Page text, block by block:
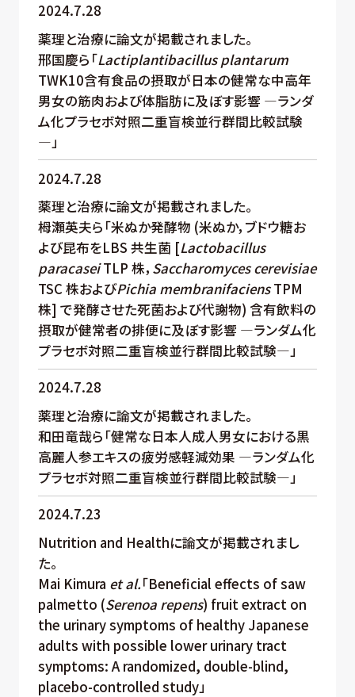
2024.7.28
薬理と治療に論文が掲載されました。
邢国慶ら「Lactiplantibacillus plantarum
TWK10含有食品の摂取が日本の健常な中高年
男女の筋肉および体脂肪に及ぼす影響 ―ランダ
ム化プラセボ対照二重盲検並行群間比較試験
―」
2024.7.28
薬理と治療に論文が掲載されました。
栂瀬英夫ら「米ぬか発酵物 (米ぬか，ブドウ糖お
よび昆布をLBS 共生菌 [Lactobacillus
paracaseiTLP 株， Saccharomyces cerevisiae
TSC 株およびPichia membranifaciensTPM
株] で発酵させた死菌および代謝物) 含有飲料の
摂取が健常者の排便に及ぼす影響 ―ランダム化
プラセボ対照二重盲検並行群間比較試験―」
2024.7.28
薬理と治療に論文が掲載されました。
和田竜哉ら「健常な日本人成人男女における黒
高麗人参エキスの疲労感軽減効果 ―ランダム化
プラセボ対照二重盲検並行群間比較試験―」
2024.7.23
Nutrition and Healthに論文が掲載されまし
た。
Mai Kimura et al.「Beneficial effects of saw
palmetto (Serenoa repens) fruit extract on
the urinary symptoms of healthy Japanese
adults with possible lower urinary tract
symptoms: A randomized, double-blind,
placebo-controlled study」